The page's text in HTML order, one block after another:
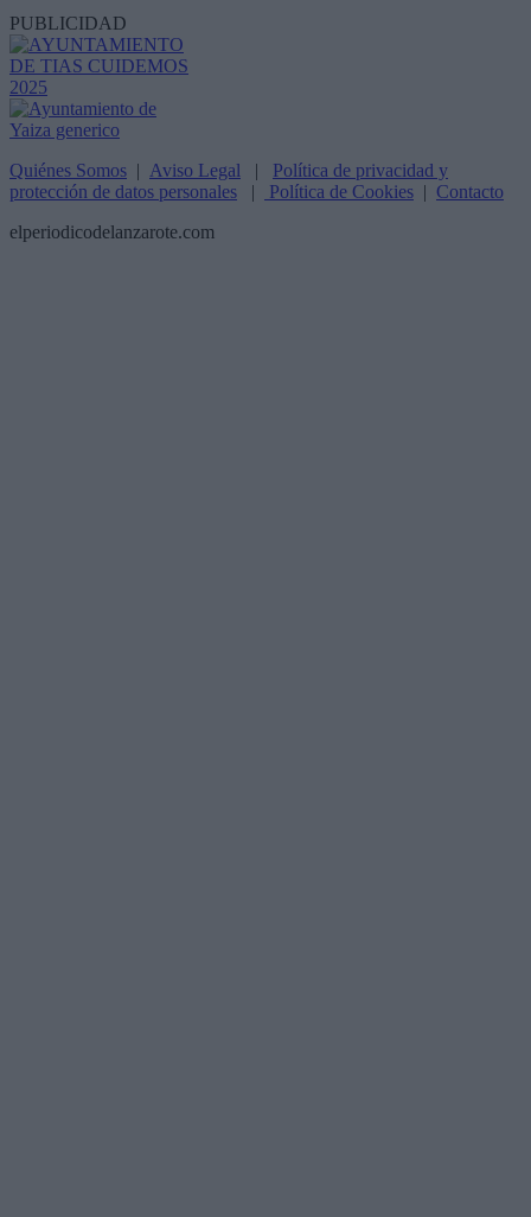
PUBLICIDAD
Quiénes Somos | Aviso Legal | Política de privacidad y
protección de datos personales | Política de Cookies | Contacto
elperiodicodelanzarote.com